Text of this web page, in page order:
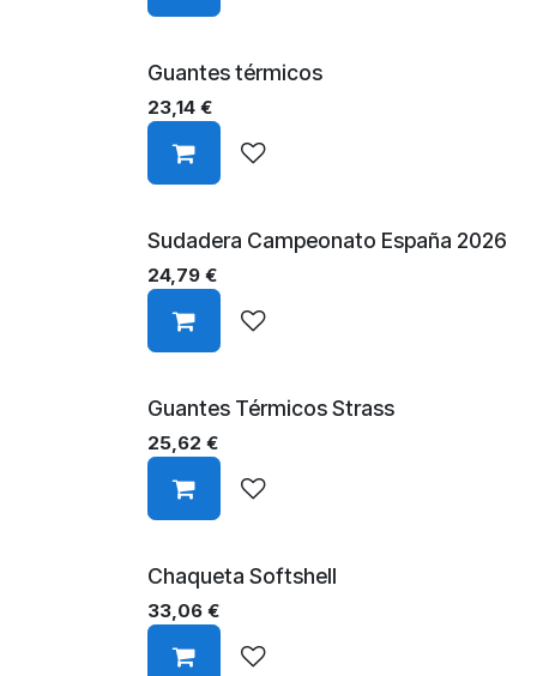
Guantes térmicos
23,14 €
Sudadera Campeonato España 2026
24,79 €
Guantes Térmicos Strass
25,62 €
Chaqueta Softshell
33,06 €